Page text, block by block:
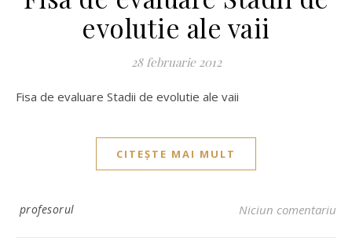
evolutie ale vaii
28 februarie 2012
Fisa de evaluare Stadii de evolutie ale vaii
CITEȘTE MAI MULT
profesorul Niciun comentariu